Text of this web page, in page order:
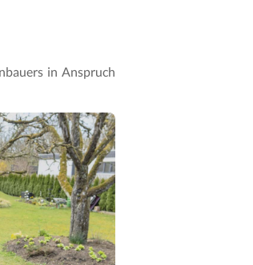
in Anspruch